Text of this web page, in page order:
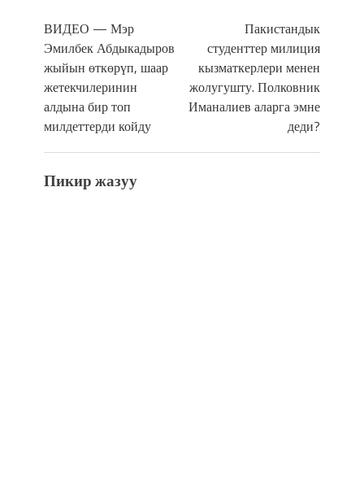
ВИДЕО — Мэр
Эмилбек Абдыкадыров
жыйын өткөрүп, шаар
жетекчилеринин
алдына бир топ
милдеттерди койду
Пакистандык
студенттер милиция
кызматкерлери менен
жолугушту. Полковник
Иманалиев аларга эмне
деди?
Пикир жазуу